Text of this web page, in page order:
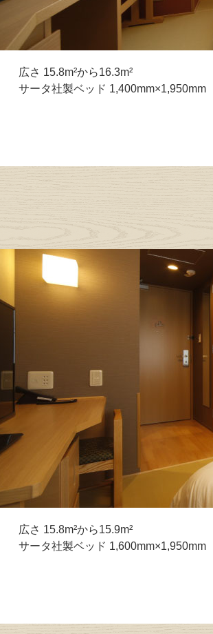
広さ 15.8m²から16.3m²
サータ社製ベッド 1,400mm×1,950mm
広さ 15.8m²から15.9m²
サータ社製ベッド 1,600mm×1,950mm